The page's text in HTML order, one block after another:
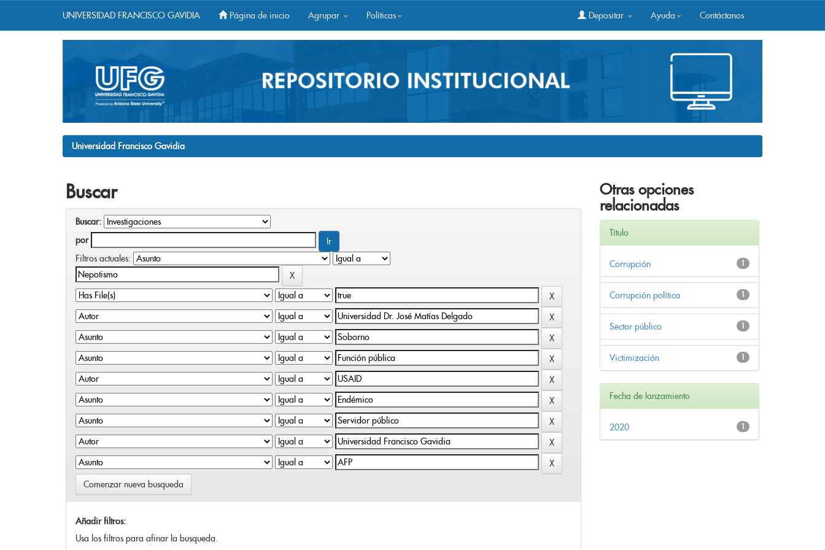
UNIVERSIDAD FRANCISCO GAVIDIA Página de inicio Agrupar Políticas Depositar Ayuda Contáctanos
Universidad Francisco Gavidia
Buscar
Buscar:
por
Filtros actuales:
Comenzar nueva busqueda
Añadir filtros:
Usa los filtros para afinar la busqueda.
Otras opciones
relacionadas
Título
1
Corrupción
1
Corrupción política
1
Sector público
1
Victimización
Fecha de lanzamiento
1
2020